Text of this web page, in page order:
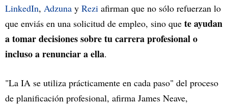
LinkedIn, Adzuna y Rezi afirman que no sólo refuerzan lo
que enviás en una solicitud de empleo, sino que te ayudan
a tomar decisiones sobre tu carrera profesional o
incluso a renunciar a ella.
"La IA se utiliza prácticamente en cada paso" del proceso
de planificación profesional, afirma James Neave,